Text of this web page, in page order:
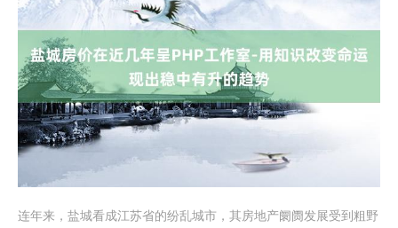
连年来，盐城看成江苏省的纷乱城市，其房地产阛阓发展受到粗野